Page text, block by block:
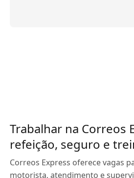
Trabalhar na Correos
refeição, seguro e
Correos Express oferece vagas
motorista, atendimento e